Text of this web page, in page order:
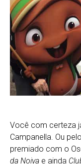
Você com certeza
Campanella. Ou
premiado com o
da Noiva e ainda